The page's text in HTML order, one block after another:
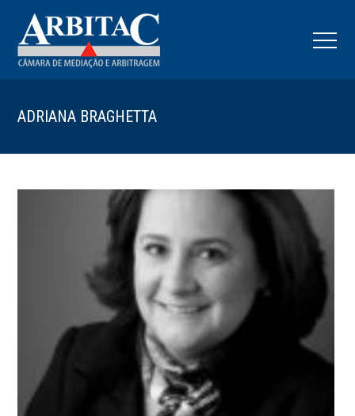
ADRIANA BRAGHETTA